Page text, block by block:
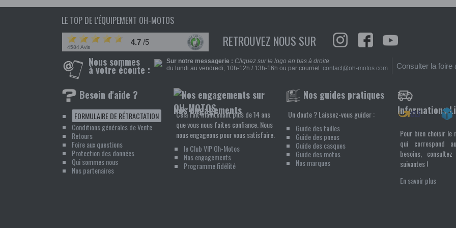
LE TOP DE L'ÉQUIPEMENT OH-MOTOS
4584 Avis
4.7 /5 RETROUVEZ NOUS SUR
Nous sommes
à votre écoute :
Sur notre messagerie : Cliquez sur le logo en bas à droite
du lundi au vendredi, 10h-12h / 13h-16h ou par courriel :contact@oh-motos.com Consulter la foire
Besoin d'aide ?
FORMULAIRE DE RÉTRACTATION
Conditions générales de Vente
Retours
Foire aux questions
Protection des données
Qui sommes nous
Nos partenaires
Nos engagements
Cela fait maintenant plus de 14 ans
que vous nous faites confiance. Nous
nous engageons pour vous satisfaire.
le Club VIP Oh-Motos
Nos engagements
Programme fidélité
Nos guides pratiques
Un doute ? Laissez-vous guider :
Guide des tailles
Guide des pneus
Guide des casques
Guide des motos
Nos marques
Informations
Pour bien choisir le
qui correspond
besoins,
suivantes !
En savoir plus